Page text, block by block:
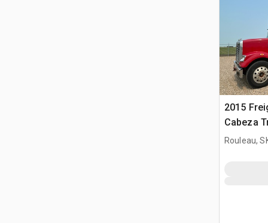
2015
Cabeza
Rouleau,